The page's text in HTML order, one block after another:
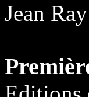
Jean Ray